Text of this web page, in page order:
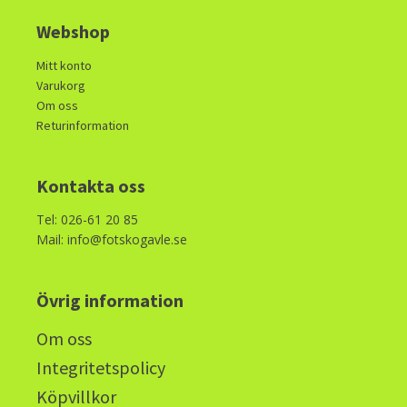
Webshop
Mitt konto
Varukorg
Om oss
Returinformation
Kontakta oss
Tel: 026-61 20 85
Mail: info@fotskogavle.se
Övrig information
Om oss
Integritetspolicy
Köpvillkor